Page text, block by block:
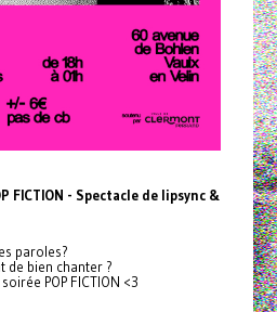
FICTION - Spectacle de lipsync &
paroles?
de bien chanter ?
POP FICTION <3